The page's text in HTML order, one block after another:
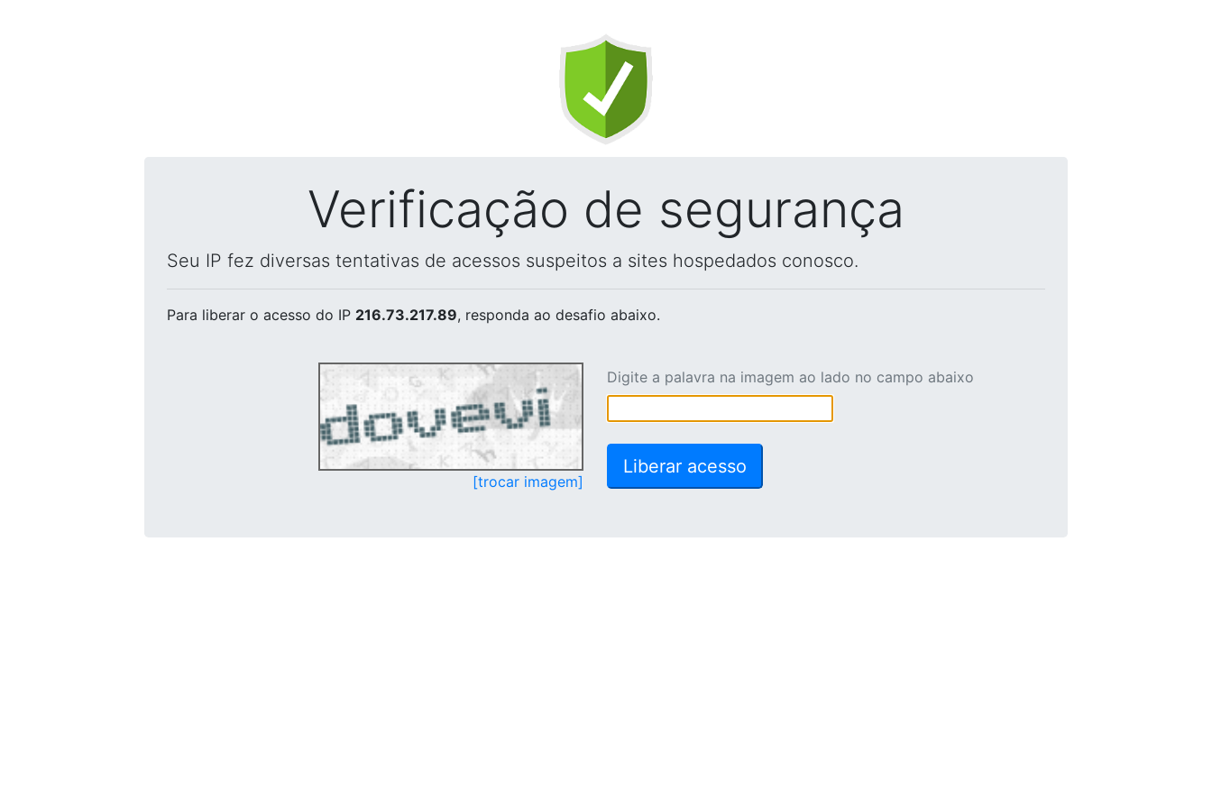
Verificação de segurança
Seu IP fez diversas tentativas de acessos suspeitos a sites hospedados conosco.
Para liberar o acesso do IP 216.73.217.89, responda ao desafio abaixo.
[trocar imagem]
Digite a palavra na imagem ao lado no campo abaixo